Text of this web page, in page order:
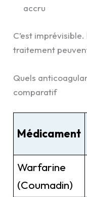
accru
C’est
traitement
Quels
comparatif
Médicament
Warfarine
(Coumadin)